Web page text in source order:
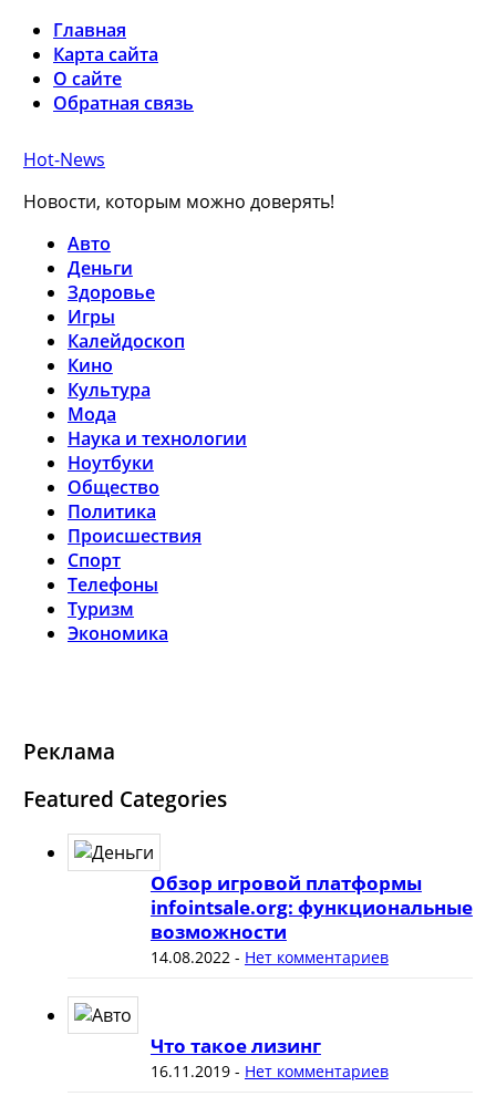
Главная
Карта сайта
О сайте
Обратная связь
Hot-News
Новости, которым можно доверять!
Авто
Деньги
Здоровье
Игры
Калейдоскоп
Кино
Культура
Мода
Наука и технологии
Ноутбуки
Общество
Политика
Происшествия
Спорт
Телефоны
Туризм
Экономика
Реклама
Featured Categories
Обзор игровой платформы
infointsale.org: функциональные
возможности
14.08.2022- Нет комментариев
Что такое лизинг
16.11.2019- Нет комментариев